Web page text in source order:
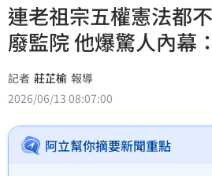
連老祖宗五權憲法都
廢監院 他爆驚人內幕
記者 莊芷榆 報導
2026/06/13 08:07:00
阿立幫你摘要新聞重點